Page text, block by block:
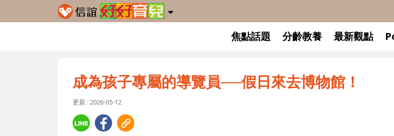
焦點話題 分齡教養 最新觀點
成為孩子專屬的導覽員──假日來去博物館！
更新 : 2026-05-12